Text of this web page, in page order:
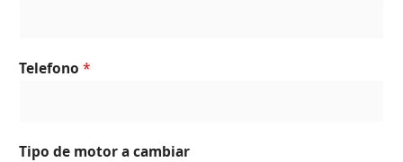
Telefono *
Tipo de motor a cambiar